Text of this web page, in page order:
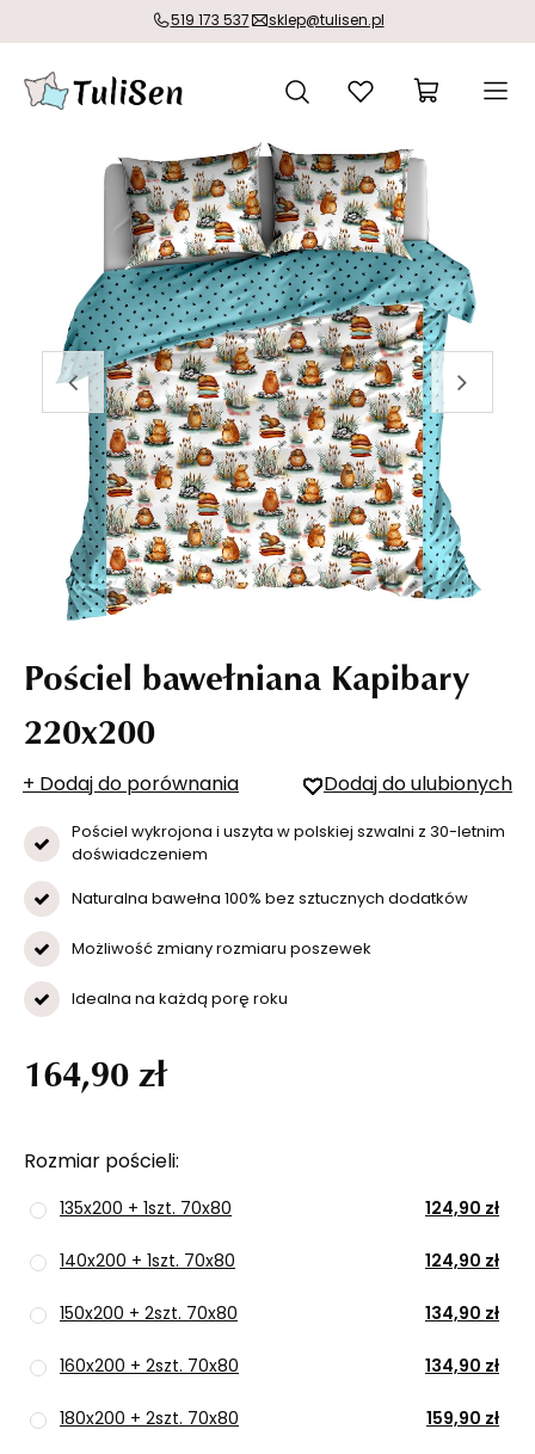
519 173 537 sklep@tulisen.pl
Pościel bawełniana Kapibary
220x200
+ Dodaj do porównania Dodaj do ulubionych
Pościel wykrojona i uszyta w polskiej szwalni z 30-letnim
doświadczeniem
Naturalna bawełna 100% bez sztucznych dodatków
Możliwość zmiany rozmiaru poszewek
Idealna na każdą porę roku
Rozmiar pościeli
135x200 + 1szt. 70x80 124,90 zł
140x200 + 1szt. 70x80 124,90 zł
150x200 + 2szt. 70x80 134,90 zł
160x200 + 2szt. 70x80 134,90 zł
180x200 + 2szt. 70x80 159,90 zł
164,90 zł